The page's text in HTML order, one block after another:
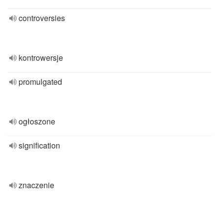
controversies
kontrowersje
promulgated
ogłoszone
signification
znaczenie